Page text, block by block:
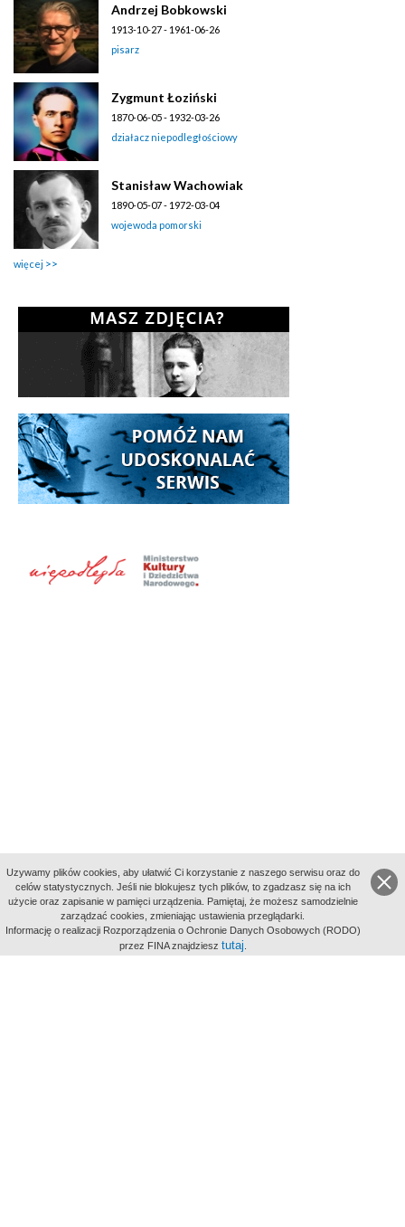
Andrzej Bobkowski
1913-10-27 - 1961-06-26
pisarz
Zygmunt Łoziński
1870-06-05 - 1932-03-26
działacz niepodległościowy
Stanisław Wachowiak
1890-05-07 - 1972-03-04
wojewoda pomorski
więcej
aktywności
Uzywamy plików cookies, aby ułatwić Ci korzystanie z naszego serwisu oraz do
celów statystycznych. Jeśli nie blokujesz tych plików, to zgadzasz się na ich
użycie oraz zapisanie w pamięci urządzenia. Pamiętaj, że możesz samodzielnie
zarządzać cookies, zmieniając ustawienia przeglądarki.
Informację o realizacji Rozporządzenia o Ochronie Danych Osobowych (RODO)
przez FINA znajdziesz tutaj